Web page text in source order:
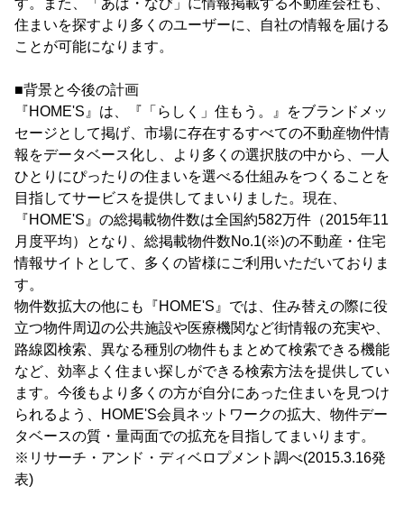
す。また、「あぱ・なび」に情報掲載する不動産会社も、
住まいを探すより多くのユーザーに、自社の情報を届ける
ことが可能になります。
■背景と今後の計画
『HOME'S』は、『「らしく」住もう。』をブランドメッ
セージとして掲げ、市場に存在するすべての不動産物件情
報をデータベース化し、より多くの選択肢の中から、一人
ひとりにぴったりの住まいを選べる仕組みをつくることを
目指してサービスを提供してまいりました。現在、
『HOME'S』の総掲載物件数は全国約582万件（2015年11
月度平均）となり、総掲載物件数No.1(※)の不動産・住宅
情報サイトとして、多くの皆様にご利用いただいておりま
す。
物件数拡大の他にも『HOME'S』では、住み替えの際に役
立つ物件周辺の公共施設や医療機関など街情報の充実や、
路線図検索、異なる種別の物件もまとめて検索できる機能
など、効率よく住まい探しができる検索方法を提供してい
ます。今後もより多くの方が自分にあった住まいを見つけ
られるよう、HOME'S会員ネットワークの拡大、物件デー
タベースの質・量両面での拡充を目指してまいります。
※リサーチ・アンド・ディベロプメント調べ(2015.3.16発
表)